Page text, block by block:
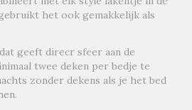
het ook gemakkelijk als
geeft direcr sfeer aan de
twee deken per bedje te
zonder dekens als je het bed